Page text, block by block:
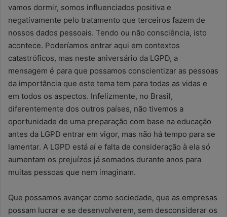
vamos dormir, somos influenciados positiva e
negativamente pelo tratamento que terceiros fazem de
nossos dados pessoais. Tendo ou não consciência, isto
acontece. Poderíamos entrar aqui em contextos
catastróficos, mas neste aniversário da LGPD, a
mensagem é para que possamos conscientizar as pessoas
da importância que este tema tem para todas as vidas e
em todos os aspectos. Infelizmente, no Brasil,
diferentemente dos outros países, não tivemos a
oportunidade de uma preparação com base na educação
antes da LGPD entrar em vigor, mas não há tempo para se
lamentar. A LGPD está aí e falta de consideração à ela só
aumentam os prejuízos já somados durante anos para
muitas pessoas que nem imaginam.
Que possamos avançar como sociedade, que as empresas
possam lucrar e se desenvolverem, sem desconsiderar os